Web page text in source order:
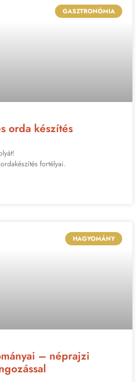
GASZTRONÓMIA
orda készítés
fortélyai.
HAGYOMÁNY
– néprajzi